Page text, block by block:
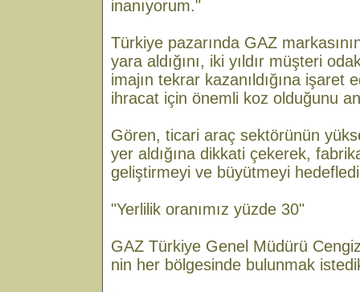
inanıyorum."
Türkiye pazarında GAZ
yara aldığını, iki yıldır müşteri
imajın tekrar kazanıldığına işaret
ihracat için önemli koz olduğunu
Gören, ticari araç sektörünün
yer aldığına dikkati çekerek,
geliştirmeyi ve büyütmeyi
"Yerlilik oranımız yüzde 30"
GAZ Türkiye Genel Müdürü
nin her bölgesinde bulunmak